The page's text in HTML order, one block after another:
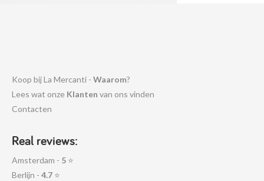
Koop bij La Mercanti - Waarom?
Lees wat onze Klanten van ons vinden
Contacten
Real reviews:
Amsterdam - 5 ⭐
Berlijn - 4.7 ⭐